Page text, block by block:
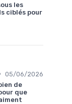
les
ciblés pour
05/06/2026
de
que